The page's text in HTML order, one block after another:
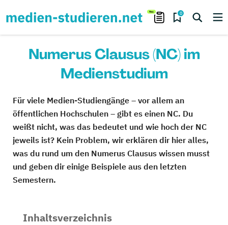
0
Numerus Clausus (NC) im
Medienstudium
Für viele Medien-Studiengänge – vor allem an
öffentlichen Hochschulen – gibt es einen NC. Du
weißt nicht, was das bedeutet und wie hoch der NC
jeweils ist? Kein Problem, wir erklären dir hier alles,
was du rund um den Numerus Clausus wissen musst
und geben dir einige Beispiele aus den letzten
Semestern.
Inhaltsverzeichnis